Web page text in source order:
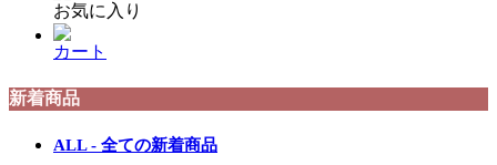
お気に入り
カート
新着商品
ALL - 全ての新着商品